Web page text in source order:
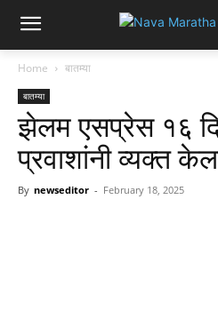
Home बातम्या
बातम्या
झेलम एसप्रेस १६
प्रवाशांनी व्यक्त
By newseditor - February 18, 2025